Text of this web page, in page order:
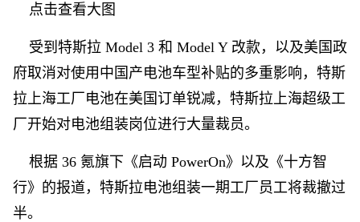
点击查看大图
受到特斯拉 Model 3 和 Model Y 改款，以及美国政
府取消对使用中国产电池车型补贴的多重影响，特斯
拉上海工厂电池在美国订单锐减，特斯拉上海超级工
厂开始对电池组装岗位进行大量裁员。
根据 36 氪旗下《启动 PowerOn》以及《十方智
行》的报道，特斯拉电池组装一期工厂员工将裁撤过
半。